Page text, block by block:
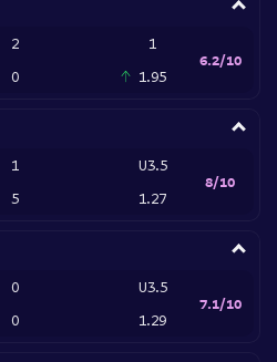
2
0
1
1.95
6.2/10
1
5
U3.5
1.27
8/10
0
0
U3.5
1.29
7.1/10